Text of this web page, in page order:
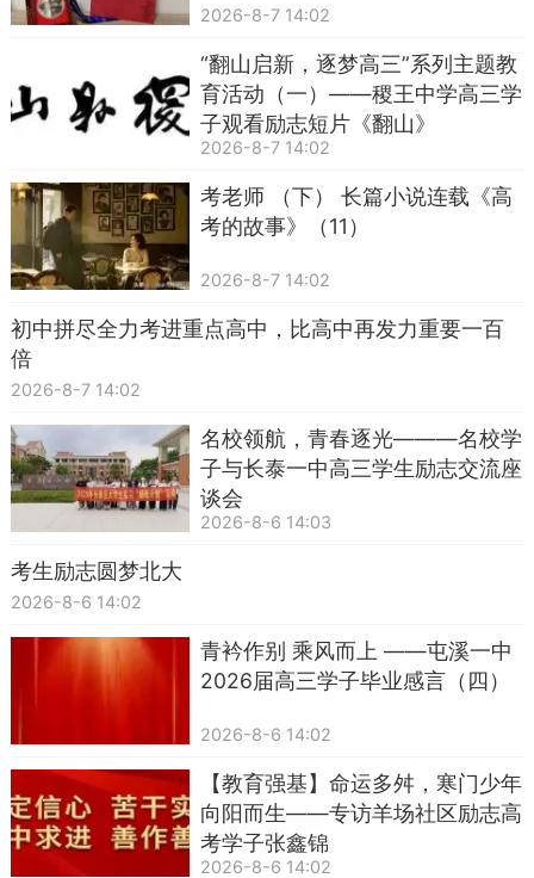
2026-8-7 14:02
“翻山启新，逐梦高三”系列主题教
育活动（一）——稷王中学高三学
子观看励志短片《翻山》
2026-8-7 14:02
考老师 （下） 长篇小说连载《高
考的故事》（11）
2026-8-7 14:02
初中拼尽全力考进重点高中，比高中再发力重要一百
倍
2026-8-7 14:02
名校领航，青春逐光———名校学
子与长泰一中高三学生励志交流座
谈会
2026-8-6 14:03
考生励志圆梦北大
2026-8-6 14:02
青衿作别 乘风而上 ——屯溪一中
2026届高三学子毕业感言（四）
2026-8-6 14:02
【教育强基】命运多舛，寒门少年
向阳而生——专访羊场社区励志高
考学子张鑫锦
2026-8-6 14:02